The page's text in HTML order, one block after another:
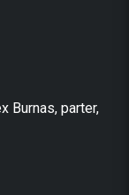
Burnas, parter,